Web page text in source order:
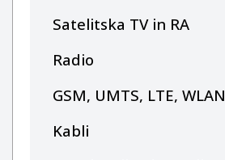
Satelitska TV in RA
Radio
GSM, UMTS, LTE, WLAN
Kabli